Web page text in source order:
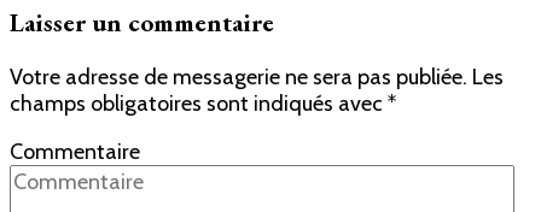
Laisser un commentaire
Votre adresse de messagerie ne sera pas publiée. Les
champs obligatoires sont indiqués avec *
Commentaire